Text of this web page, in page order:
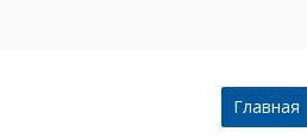
Главная